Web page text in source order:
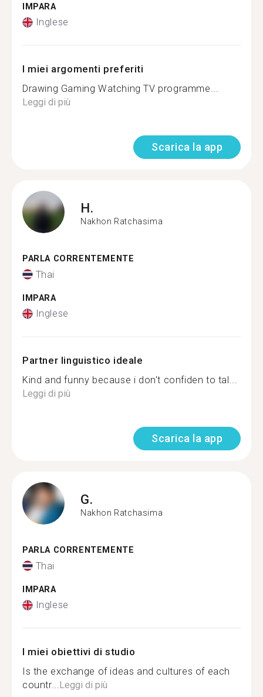
IMPARA
Inglese
I miei argomenti preferiti
Drawing Gaming Watching TV programme...
Leggi di più
Scarica la app
H.
Nakhon Ratchasima
PARLA CORRENTEMENTE
Thai
IMPARA
Inglese
Partner linguistico ideale
Kind and funny because i don't confiden to tal...
Leggi di più
Scarica la app
G.
Nakhon Ratchasima
PARLA CORRENTEMENTE
Thai
IMPARA
Inglese
I miei obiettivi di studio
Is the exchange of ideas and cultures of each
countr...Leggi di più